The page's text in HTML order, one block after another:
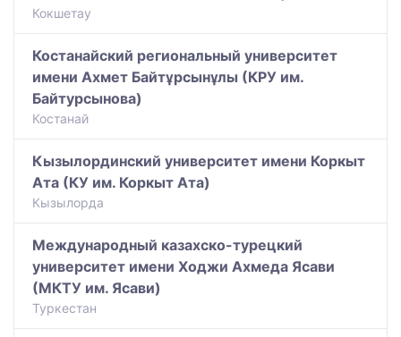
Кокшетау
Костанайский региональный университет
имени Ахмет Байтұрсынұлы (КРУ им.
Байтурсынова)
Костанай
Кызылординский университет имени Коркыт
Ата (КУ им. Коркыт Ата)
Кызылорда
Международный казахско-турецкий
университет имени Ходжи Ахмеда Ясави
(МКТУ им. Ясави)
Туркестан